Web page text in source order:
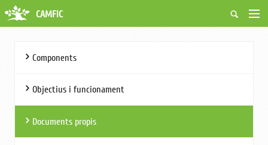
Fes-te soci
Borsa de treball
Ciutadans
Biblioteca
Grups i Vocalies
CAMFiC
Components
Objectius i funcionament
Documents propis